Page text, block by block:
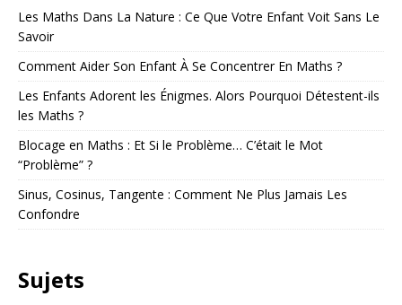
Les Maths Dans La Nature : Ce Que Votre Enfant Voit Sans Le
Savoir
Comment Aider Son Enfant À Se Concentrer En Maths ?
Les Enfants Adorent les Énigmes. Alors Pourquoi Détestent-ils
les Maths ?
Blocage en Maths : Et Si le Problème… C’était le Mot
“Problème” ?
Sinus, Cosinus, Tangente : Comment Ne Plus Jamais Les
Confondre
Sujets